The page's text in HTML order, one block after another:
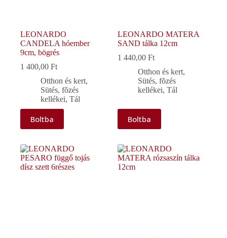
LEONARDO
CANDELA hóember
9cm, bögrés
1 400,00 Ft
Otthon és kert,
Sütés, fõzés
kellékei, Tál
Boltba
LEONARDO MATERA
SAND tálka 12cm
1 440,00Ft
Otthon és kert,
Sütés, fõzés
kellékei,Tál
Boltba